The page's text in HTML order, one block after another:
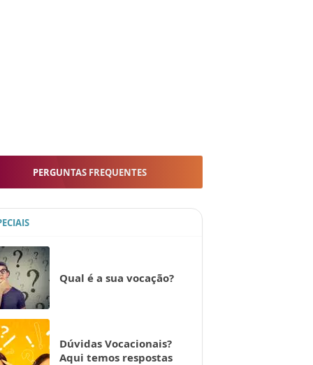
PERGUNTAS FREQUENTES
Qual é a sua vocação?
Dúvidas Vocacionais?
Aqui temos respostas